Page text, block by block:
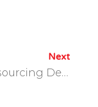
Next
6 Outsourcing Developments For 2025: Dont Overlook #1